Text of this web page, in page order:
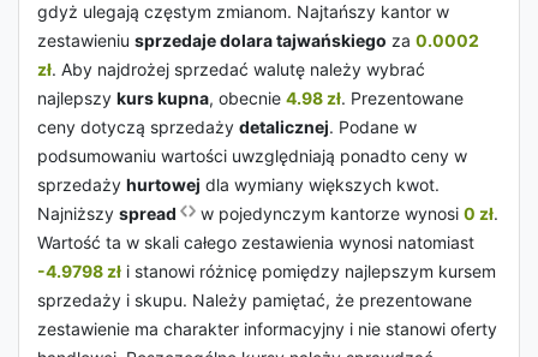
gdyż ulegają częstym zmianom. Najtańszy kantor w
zestawieniu sprzedaje dolara tajwańskiego za 0.0002
zł. Aby najdrożej sprzedać walutę należy wybrać
najlepszy kurs kupna, obecnie 4.98 zł. Prezentowane
ceny dotyczą sprzedaży detalicznej. Podane w
podsumowaniu wartości uwzględniają ponadto ceny w
sprzedaży hurtowej dla wymiany większych kwot.
Najniższy spread w pojedynczym kantorze wynosi 0 zł.
Wartość ta w skali całego zestawienia wynosi natomiast
-4.9798 zł i stanowi różnicę pomiędzy najlepszym kursem
sprzedaży i skupu. Należy pamiętać, że prezentowane
zestawienie ma charakter informacyjny i nie stanowi oferty